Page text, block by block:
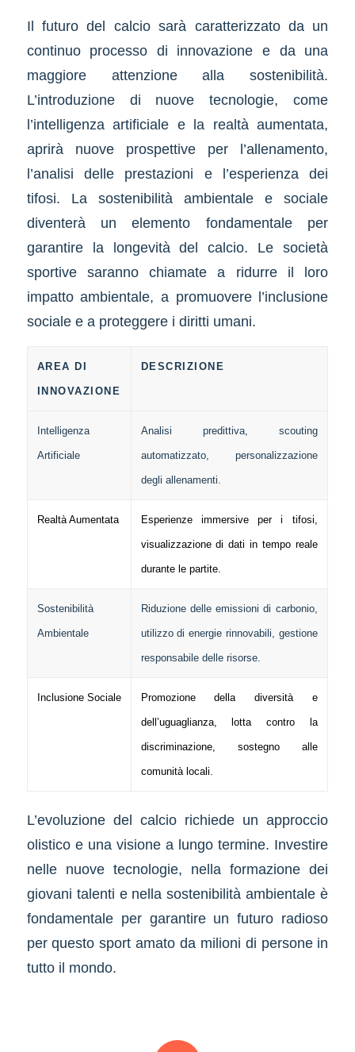
Il futuro del calcio sarà caratterizzato da un
continuo processo di innovazione e da una
maggiore attenzione alla sostenibilità.
L’introduzione di nuove tecnologie, come
l’intelligenza artificiale e la realtà aumentata,
aprirà nuove prospettive per l’allenamento,
l’analisi delle prestazioni e l’esperienza dei
tifosi. La sostenibilità ambientale e sociale
diventerà un elemento fondamentale per
garantire la longevità del calcio. Le società
sportive saranno chiamate a ridurre il loro
impatto ambientale, a promuovere l’inclusione
sociale e a proteggere i diritti umani.
AREA DI
INNOVAZIONE
DESCRIZIONE
Intelligenza
Artificiale
Analisi predittiva, scouting
automatizzato, personalizzazione
degli allenamenti.
Realtà Aumentata Esperienze immersive per i tifosi,
visualizzazione di dati in tempo reale
durante le partite.
Sostenibilità
Ambientale
Riduzione delle emissioni di carbonio,
utilizzo di energie rinnovabili, gestione
responsabile delle risorse.
Inclusione Sociale Promozione della diversità e
dell’uguaglianza, lotta contro la
discriminazione, sostegno alle
comunità locali.
L’evoluzione del calcio richiede un approccio
olistico e una visione a lungo termine. Investire
nelle nuove tecnologie, nella formazione dei
giovani talenti e nella sostenibilità ambientale è
fondamentale per garantire un futuro radioso
per questo sport amato da milioni di persone in
tutto il mondo.